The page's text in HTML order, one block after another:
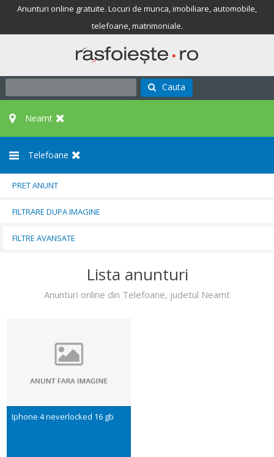
Anunturi online gratuite. Locuri de munca, imobiliare, automobile,
telefoane, matrimoniale.
Cauta
Neamt
Telefoane
PRET ANUNT
FILTRARE DUPA IMAGINE
FILTRE AVANSATE
Lista anunturi
Anunturi online din Telefoane, judetul Neamt
Iphone 4 neverlocked 16 gb